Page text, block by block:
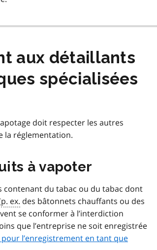
aux détaillants
spécialisées
doit respecter les autres
la réglementation.
à vapoter
contenant du tabac ou du tabac dont
p. ex. des bâtonnets chauffants ou des
se conformer à l’interdiction
que l’entreprise ne soit enregistrée
l’enregistrement en tant que